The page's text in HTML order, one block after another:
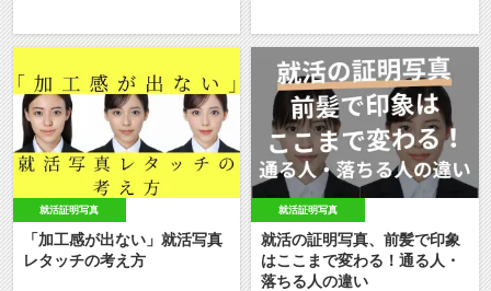
就活証明写真
「加工感が出ない」就活写真
レタッチの考え方
就活証明写真
就活の証明写真、前髪で印象
はここまで変わる！通る人・
落ちる人の違い